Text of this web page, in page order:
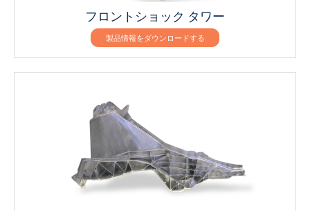
フロントショック タワー
製品情報をダウンロードする